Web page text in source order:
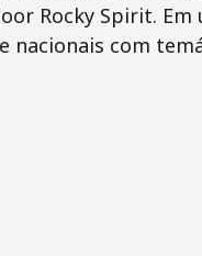
Rocky Spirit.
nacionais com